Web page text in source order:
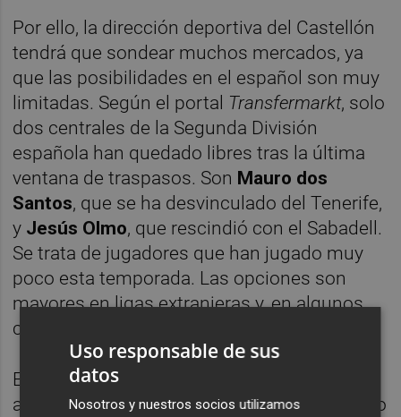
Por ello, la dirección deportiva del Castellón
tendrá que sondear muchos mercados, ya
que las posibilidades en el español son muy
limitadas. Según el portal Transfermarkt, solo
dos centrales de la Segunda División
española han quedado libres tras la última
ventana de traspasos. Son Mauro dos
Santos, que se ha desvinculado del Tenerife,
y Jesús Olmo, que rescindió con el Sabadell.
Se trata de jugadores que han jugado muy
poco esta temporada. Las opciones son
mayores en ligas extranjeras y, en algunos
casos, con futbolistas españoles.
En consecuencia, el Castellón tendrá que
ampliar horizontes para encontrar el refuerzo
Uso responsable de sus
datos
Nosotros y nuestros socios utilizamos